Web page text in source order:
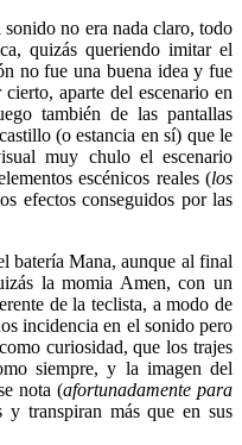
no era nada claro, todo
quizás queriendo imitar el
no fue una buena idea y fue
aparte del escenario en
también de las pantallas
(o estancia en sí) que le
muy chulo el escenario
escénicos reales (los
efectos conseguidos por las
batería Mana, aunque al final
la momia Amen, con un
de la teclista, a modo de
incidencia en el sonido pero
curiosidad, que los trajes
siempre, y la imagen del
nota (afortunadamente para
transpiran más que en sus